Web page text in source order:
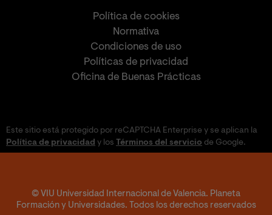
Política de cookies
Normativa
Condiciones de uso
Políticas de privacidad
Oficina de Buenas Prácticas
Este sitio está protegido por reCAPTCHA Enterprise y se aplican la
Política de privacidad y los Términos del servicio de Google.
© VIU Universidad Internacional de Valencia. Planeta
Formación y Universidades. Todos los derechos reservados